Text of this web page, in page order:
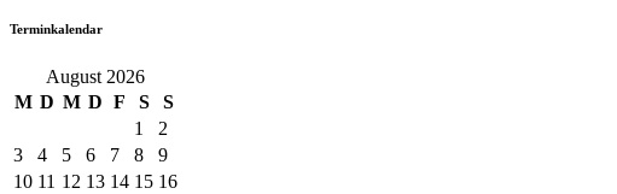
Terminkalendar
August 2026
M D M D F S
S
1
2
3
4 5 6 7 8
9
10 11 12 13 14 15 16